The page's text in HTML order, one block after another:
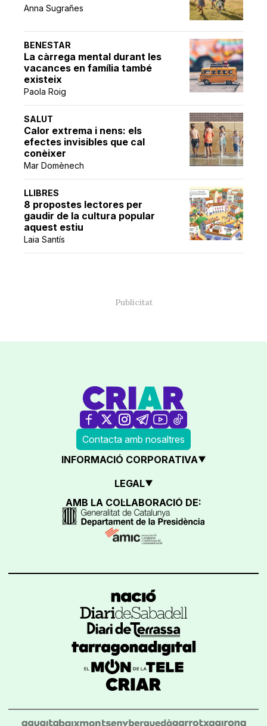
Anna Sugrañes
BENESTAR
La càrrega mental durant les
vacances en família també
existeix
Paola Roig
SALUT
Calor extrema i nens: els
efectes invisibles que cal
conèixer
Mar Domènech
LLIBRES
8 propostes lectores per
gaudir de la cultura popular
aquest estiu
Laia Santís
Contacta amb nosaltres
INFORMACIÓ CORPORATIVA
LEGAL
AMB LA COL·LABORACIÓ DE: